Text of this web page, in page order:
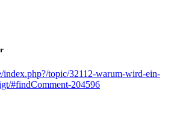
index.php?/topic/32112-warum-wird-ein-
#findComment-204596